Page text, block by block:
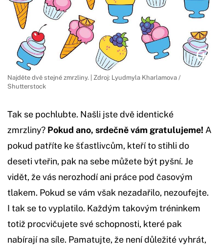
Najděte dvě stejné zmrzliny. | Zdroj: Lyudmyla Kharlamova /
Shutterstock
Tak se pochlubte. Našli jste dvě identické
zmrzliny? Pokud ano, srdečně vám gratulujeme! A
pokud patříte ke šťastlivcům, kteří to stihli do
deseti vteřin, pak na sebe můžete být pyšní. Je
vidět, že vás nerozhodí ani práce pod časovým
tlakem. Pokud se vám však nezadařilo, nezoufejte.
I tak se to vyplatilo. Každým takovým tréninkem
totiž procvičujete své schopnosti, které pak
nabírají na síle. Pamatujte, že není důležité vyhrát,